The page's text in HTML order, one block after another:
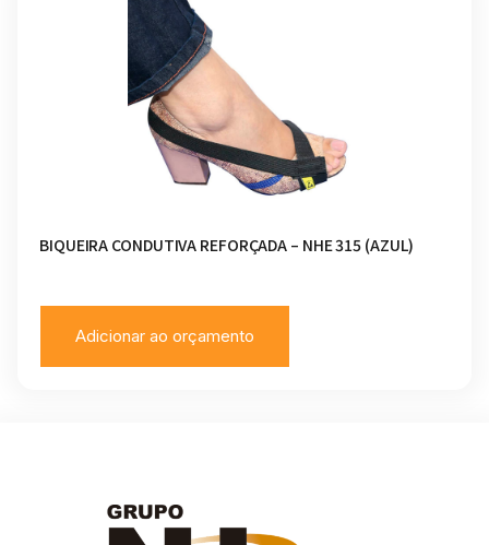
BIQUEIRA CONDUTIVA REFORÇADA – NHE 315 (AZUL)
Adicionar ao orçamento